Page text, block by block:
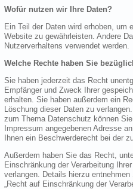
Wofür nutzen wir Ihre Daten?
Ein Teil der Daten wird erhoben, um
Website zu gewährleisten. Andere
Nutzerverhaltens verwendet werden.
Welche Rechte haben Sie
Sie haben jederzeit das Recht
Empfänger und Zweck Ihrer
erhalten. Sie haben außerdem ein
Löschung dieser Daten zu
zum Thema Datenschutz können
Impressum angegebenen Adresse
Ihnen ein Beschwerderecht bei der
Außerdem haben Sie das Recht,
Einschränkung der Verarbeitung
verlangen. Details hierzu
„Recht auf Einschränkung der